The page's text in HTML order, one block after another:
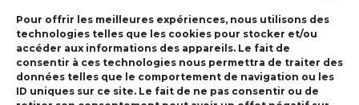
Pour offrir les meilleures expériences, nous utilisons des
technologies telles que les cookies pour stocker et/ou
accéder aux informations des appareils. Le fait de
consentir à ces technologies nous permettra de traiter des
données telles que le comportement de navigation ou les
ID uniques sur ce site. Le fait de ne pas consentir ou de
bbsmarine@bbs-
marine.fr